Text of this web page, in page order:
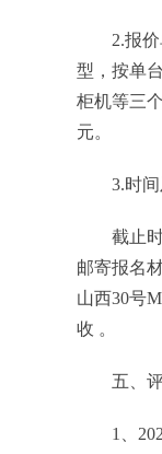
2.报
型，按单
柜机等三
元。
3.时间
截止
邮寄报名
山西30号M
收 。
五、
1、